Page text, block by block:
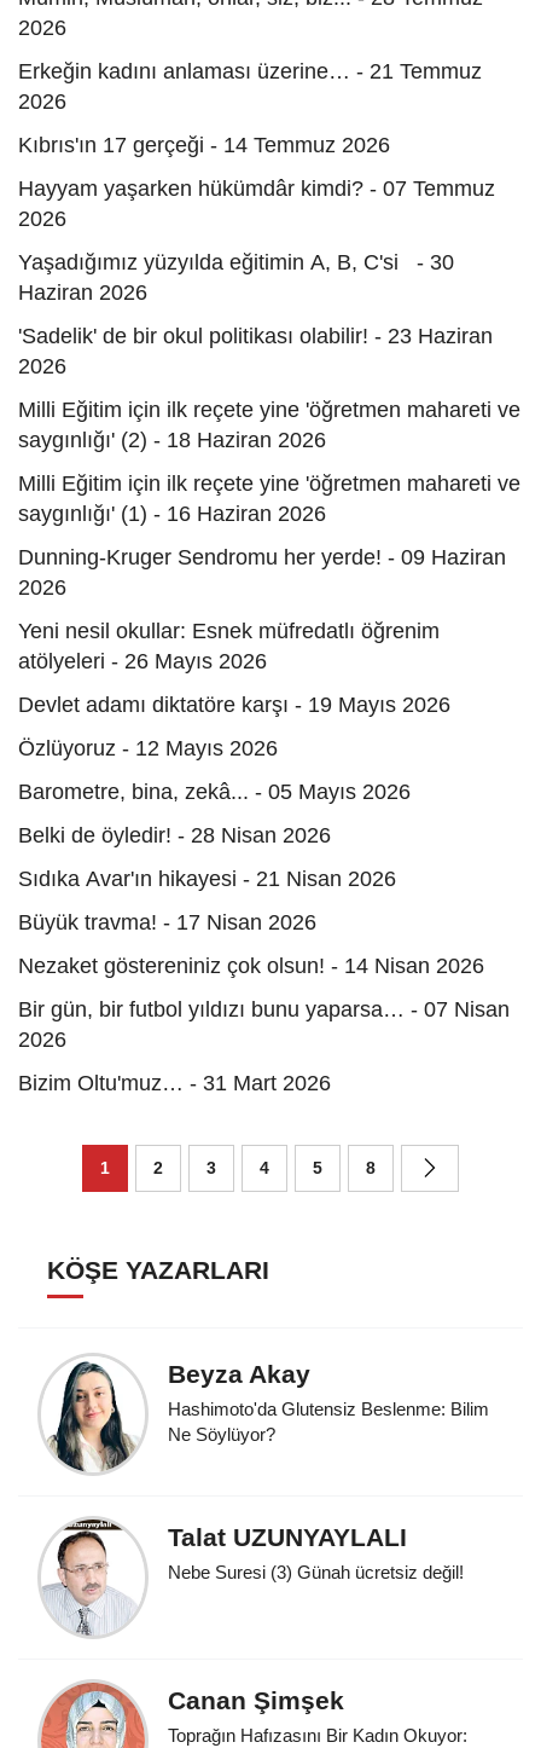
2026
Erkeğin kadını anlaması üzerine… - 21 Temmuz
2026
Kıbrıs'ın 17 gerçeği - 14 Temmuz 2026
Hayyam yaşarken hükümdâr kimdi? - 07 Temmuz
2026
Yaşadığımız yüzyılda eğitimin A, B, C'si - 30
Haziran 2026
'Sadelik' de bir okul politikası olabilir! - 23 Haziran
2026
Milli Eğitim için ilk reçete yine 'öğretmen mahareti ve
saygınlığı' (2) - 18 Haziran 2026
Milli Eğitim için ilk reçete yine 'öğretmen mahareti ve
saygınlığı' (1) - 16 Haziran 2026
Dunning-Kruger Sendromu her yerde! - 09 Haziran
2026
Yeni nesil okullar: Esnek müfredatlı öğrenim
atölyeleri - 26 Mayıs 2026
Devlet adamı diktatöre karşı - 19 Mayıs 2026
Özlüyoruz - 12 Mayıs 2026
Barometre, bina, zekâ... - 05 Mayıs 2026
Belki de öyledir! - 28 Nisan 2026
Sıdıka Avar'ın hikayesi - 21 Nisan 2026
Büyük travma! - 17 Nisan 2026
Nezaket göstereniniz çok olsun! - 14 Nisan 2026
Bir gün, bir futbol yıldızı bunu yaparsa… - 07 Nisan
2026
Bizim Oltu'muz… - 31 Mart 2026
1 2 3 4 5 8
KÖŞE YAZARLARI
Beyza Akay
Hashimoto'da Glutensiz Beslenme: Bilim
Ne Söylüyor?
Talat UZUNYAYLALI
Nebe Suresi (3) Günah ücretsiz değil!
Canan Şimşek
Toprağın Hafızasını Bir Kadın Okuyor: